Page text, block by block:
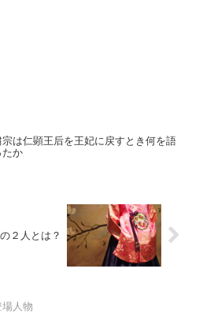
宗は仁顕王后を王妃に戻すとき何を語
たか
２人とは？
人物